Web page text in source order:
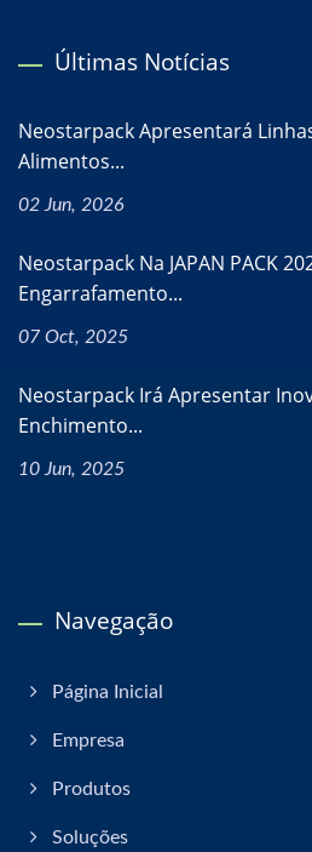
Últimas Notícias
Neostarpack Apresentará
Alimentos...
02 Jun, 2026
Neostarpack Na JAPAN PACK
Engarrafamento...
07 Oct, 2025
Neostarpack Irá Apresentar
Enchimento...
10 Jun, 2025
Navegação
Página Inicial
Empresa
Produtos
Soluções